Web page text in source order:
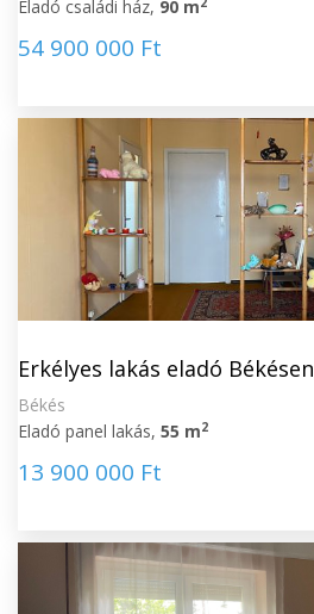
Eladó családi ház, 90 m
54 900 000 Ft
Erkélyes lakás eladó Békésen
Békés
Eladó panel lakás, 55 m2
13 900 000 Ft